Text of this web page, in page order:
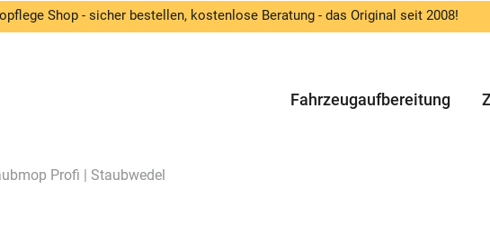
Shop - sicher bestellen, kostenlose Beratung - das Original seit 2008!
Fahrzeugaufbereitung
Profi | Staubwedel